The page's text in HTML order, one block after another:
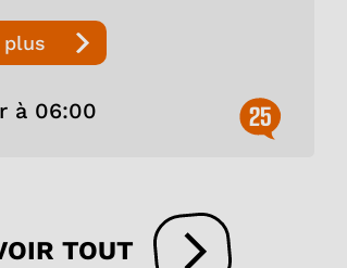
plus
à 06:00 25
TOUT